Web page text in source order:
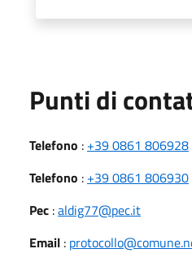
Punti di
Telefono : +39 0861 806928
Telefono : +39 0861 806930
Pec :aldig77@pec.it
Email :